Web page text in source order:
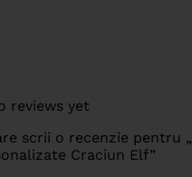
reviews yet
scrii o recenzie pentru
Craciun Elf”